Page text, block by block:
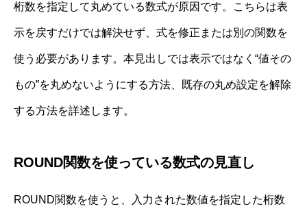
桁数を指定して丸めている数式が原因です。こちらは表
示を戻すだけでは解決せず、式を修正または別の関数を
使う必要があります。本見出しでは表示ではなく“値その
もの”を丸めないようにする方法、既存の丸め設定を解除
する方法を詳述します。
ROUND関数を使っている数式の見直し
ROUND関数を使うと、入力された数値を指定した桁数